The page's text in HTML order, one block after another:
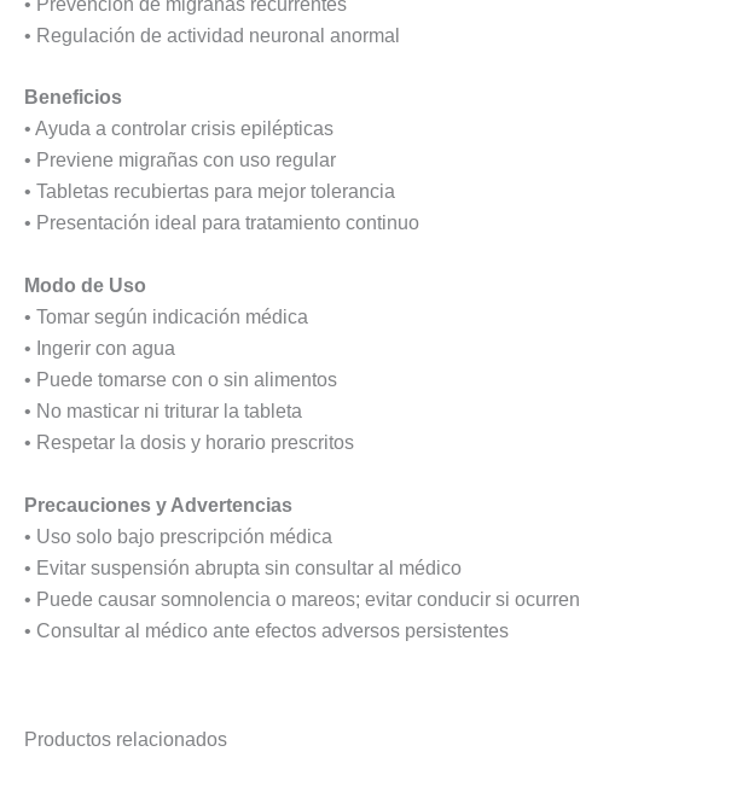
• Regulación de actividad neuronal anormal
Beneficios
• Ayuda a controlar crisis epilépticas
• Previene migrañas con uso regular
• Tabletas recubiertas para mejor tolerancia
• Presentación ideal para tratamiento continuo
Modo de Uso
• Tomar según indicación médica
• Ingerir con agua
• Puede tomarse con o sin alimentos
• No masticar ni triturar la tableta
• Respetar la dosis y horario prescritos
Precauciones y Advertencias
• Uso solo bajo prescripción médica
• Evitar suspensión abrupta sin consultar al médico
• Puede causar somnolencia o mareos; evitar conducir si ocurren
• Consultar al médico ante efectos adversos persistentes
Productos relacionados